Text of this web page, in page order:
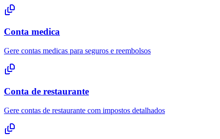
Conta medica
Gere contas medicas para seguros e reembolsos
Conta de restaurante
Gere contas de restaurante com impostos detalhados